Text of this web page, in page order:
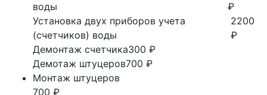
воды
₽
Установка двух приборов учета
(счетчиков) воды
2200
₽
Демонтаж счетчика300 ₽
Демотаж штуцеров700 ₽
Монтаж штуцеров
700 ₽